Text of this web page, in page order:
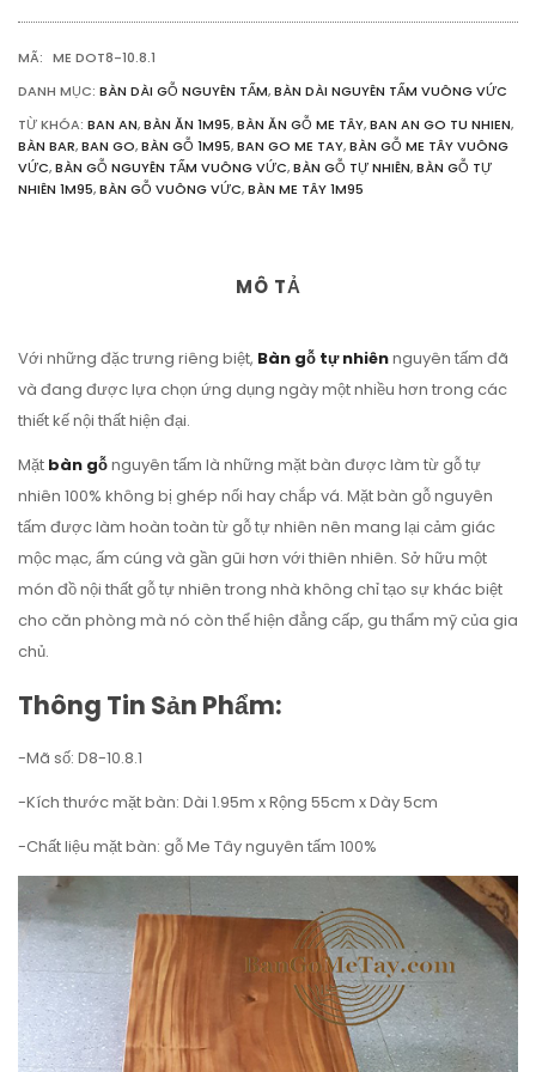
LƯỢNG
MÃ: ME DOT8-10.8.1
DANH MỤC: BÀN DÀI GỖ NGUYÊN TẤM,BÀN DÀI NGUYÊN TẤM VUÔNG VỨC
TỪ KHÓA: BAN AN,BÀN ĂN 1M95,BÀN ĂN GỖ ME TÂY,BAN AN GO TU NHIEN,
BÀN BAR,BAN GO,BÀN GỖ 1M95,BAN GO ME TAY,BÀN GỖ ME TÂY VUÔNG
VỨC,BÀN GỖ NGUYÊN TẤM VUÔNG VỨC,BÀN GỖ TỰ NHIÊN,BÀN GỖ TỰ
NHIÊN 1M95,BÀN GỖ VUÔNG VỨC,BÀN ME TÂY 1M95
MÔ TẢ
Với những đặc trưng riêng biệt, Bàn gỗ tự nhiênnguyên tấm đã
và đang được lựa chọn ứng dụng ngày một nhiều hơn trong các
thiết kế nội thất hiện đại.
Mặt bàn gỗnguyên tấm là những mặt bàn được làm từ gỗ tự
nhiên 100% không bị ghép nối hay chắp vá. Mặt bàn gỗ nguyên
tấm được làm hoàn toàn từ gỗ tự nhiên nên mang lại cảm giác
mộc mạc, ấm cúng và gần gũi hơn với thiên nhiên. Sở hữu một
món đồ nội thất gỗ tự nhiên trong nhà không chỉ tạo sự khác biệt
cho căn phòng mà nó còn thể hiện đẳng cấp, gu thẩm mỹ của gia
chủ.
Thông Tin Sản Phẩm:
-Mã số: D8-10.8.1
-Kích thước mặt bàn: Dài 1.95m x Rộng 55cm x Dày 5cm
-Chất liệu mặt bàn: gỗ Me Tây nguyên tấm 100%